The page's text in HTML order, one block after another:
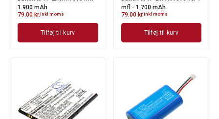
1.900 mAh
79.00 kr.inkl moms
Tilføj til kurv
mfl - 1.700 mAh
79.00 kr.inkl moms
Tilføj til kurv